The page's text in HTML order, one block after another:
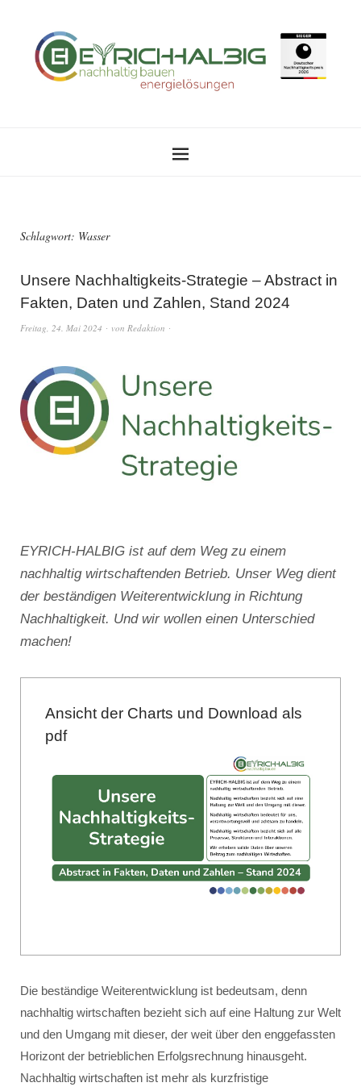
Schlagwort: Wasser
Unsere Nachhaltigkeits-Strategie – Abstract in
Fakten, Daten und Zahlen, Stand 2024
Freitag, 24. Mai 2024 von Redaktion
EYRICH-HALBIG ist auf dem Weg zu einem
nachhaltig wirtschaftenden Betrieb. Unser Weg dient
der beständigen Weiterentwicklung in Richtung
Nachhaltigkeit. Und wir wollen einen Unterschied
machen!
Ansicht der Charts und Download als
pdf
Die beständige Weiterentwicklung ist bedeutsam, denn
nachhaltig wirtschaften bezieht sich auf eine Haltung zur Welt
und den Umgang mit dieser, der weit über den enggefassten
Horizont der betrieblichen Erfolgsrechnung hinausgeht.
Nachhaltig wirtschaften ist mehr als kurzfristige